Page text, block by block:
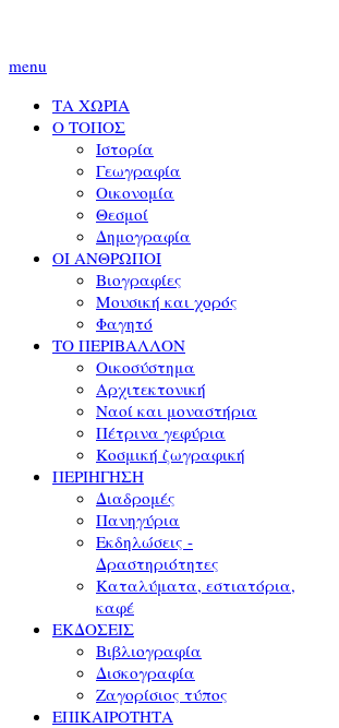
menu
ΤΑ ΧΩΡΙΑ
Ο ΤΟΠΟΣ
Ιστορία
Γεωγραφία
Οικονομία
Θεσμοί
Δημογραφία
ΟΙ ΑΝΘΡΩΠΟΙ
Βιογραφίες
Μουσική και χορός
Φαγητό
ΤΟ ΠΕΡΙΒΑΛΛΟΝ
Οικοσύστημα
Αρχιτεκτονική
Ναοί και μοναστήρια
Πέτρινα γεφύρια
Κοσμική ζωγραφική
ΠΕΡΙΗΓΗΣΗ
Διαδρομές
Πανηγύρια
Εκδηλώσεις -
Δραστηριότητες
Καταλύματα, εστιατόρια,
καφέ
ΕΚΔΟΣΕΙΣ
Βιβλιογραφία
Δισκογραφία
Ζαγορίσιος τύπος
ΕΠΙΚΑΙΡΟΤΗΤΑ